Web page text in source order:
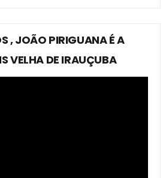
, JOÃO PIRIGUANA É A
VELHA DE IRAUÇUBA